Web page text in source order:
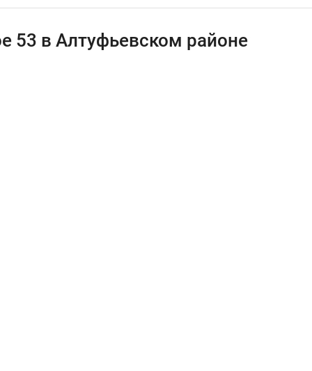
53 в Алтуфьевском районе